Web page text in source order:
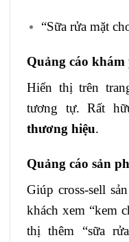
“Sữa rửa mặt
Quảng cáo khám
Hiển thị trên
tương tự. Rất
thương hiệu.
Quảng cáo sản
Giúp cross-sell
khách xem “kem
thị thêm “sữa